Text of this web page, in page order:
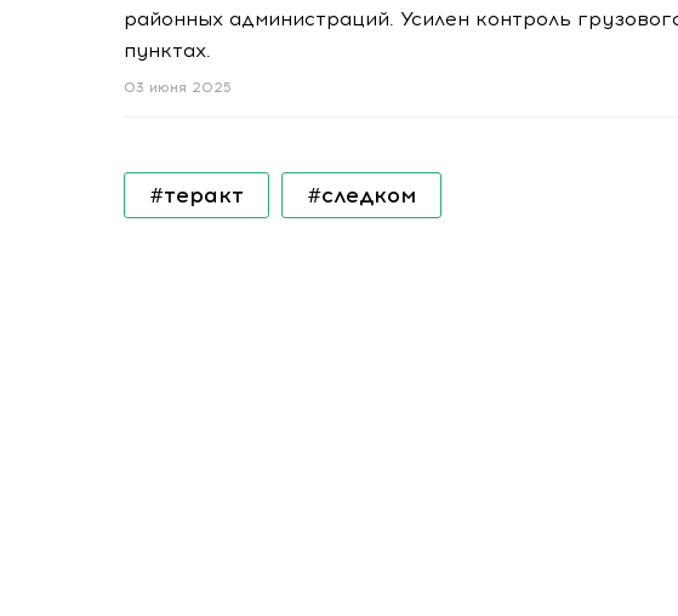
районных администраций. Усилен контроль
пунктах.
03 июня 2025
#теракт #следком